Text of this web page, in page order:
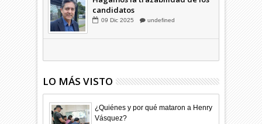
Hagamos la trazabilidad de los
09 Dic 2025 undefined
LO MÁS VISTO
¿Quiénes y por qué mataron a Henry
Vásquez?